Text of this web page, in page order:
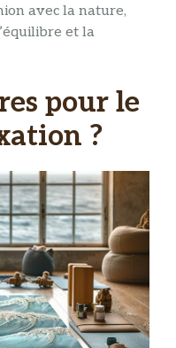
avec la nature,
et la
pour le
?